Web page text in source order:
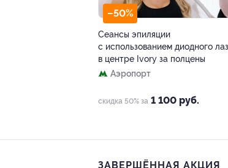
–50%
Cеансы эпиляции
с использованием диодного
в центре Ivory за полцены
Аэропорт
скидка 50% за 1 100 руб.
ЗАВЕРШЁННАЯ АКЦИЯ